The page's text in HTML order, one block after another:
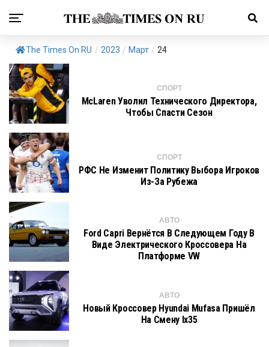
The Times On RU / 2023 / Март / 24
СПОРТ
McLaren Уволил Технического Директора,
Чтобы Спасти Сезон
СПОРТ
РФС Не Изменит Политику Выбора Игроков
Из-За Рубежа
АВТО
Ford Capri Вернётся В Следующем Году В
Виде Электрического Кроссовера На
Платформе VW
АВТО
Новый Кроссовер Hyundai Mufasa Пришёл
На Смену Ix35